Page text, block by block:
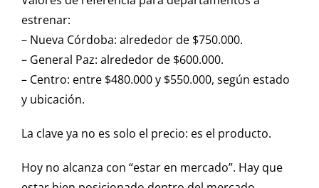
estrenar:
– Nueva Córdoba: alrededor de $750.000.
– General Paz: alrededor de $600.000.
– Centro: entre $480.000 y $550.000, según estado
y ubicación.
La clave ya no es solo el precio: es el producto.
Hoy no alcanza con “estar en mercado”. Hay que